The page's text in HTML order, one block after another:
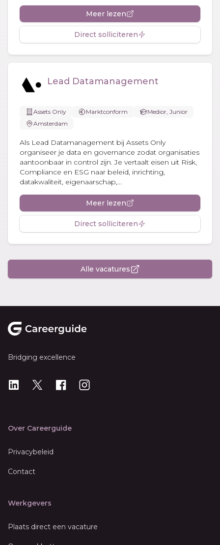
Meer lezen
Direct solliciteren
Lead Datamanagement
Assets Only Marktconform
Medior, Junior
Amsterdam
Als Lead Datamanagement bij Assets Only
organiseer je data en governance zodat organisaties
aantoonbaar in control zijn. Je vertaalt eisen uit Risk,
Compliance en ESG naar beleid, inrichting,
datakwaliteit, eigenaarschap,...
Meer lezen
Direct solliciteren
Alle vacatures
Bridging excellence
LinkedIn
X Instagram
Over Careerguide
Privacybeleid
Contact
Werkgevers
Plaats direct een vacature